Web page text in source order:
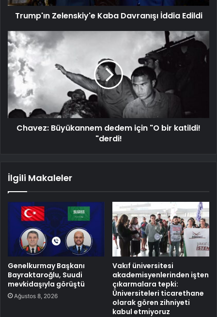
Trump'ın Zelenskiy'e Kaba Davranışı İddia Edildi
Chavez: Büyükannem dedem için "O bir katildi!
"derdi!
İlgili Makaleler
Genelkurmay Başkanı
Bayraktaroğlu, Suudi
mevkidaşıyla görüştü
Ağustos 8, 2026
Vakıf üniversitesi
akademisyenlerinden işten
çıkarmalara tepki:
Üniversiteleri ticarethane
olarak gören zihniyeti
kabul etmiyoruz